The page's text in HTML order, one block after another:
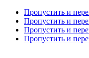
Пропустить и
Пропустить и
Пропустить и
Пропустить и